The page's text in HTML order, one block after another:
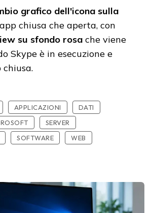
grafico dell'icona sulla
chiusa che aperta, con
su sfondo rosa che viene
Skype è in esecuzione e
chiusa.
APPLICAZIONI
DATI
SERVER
SOFTWARE
WEB